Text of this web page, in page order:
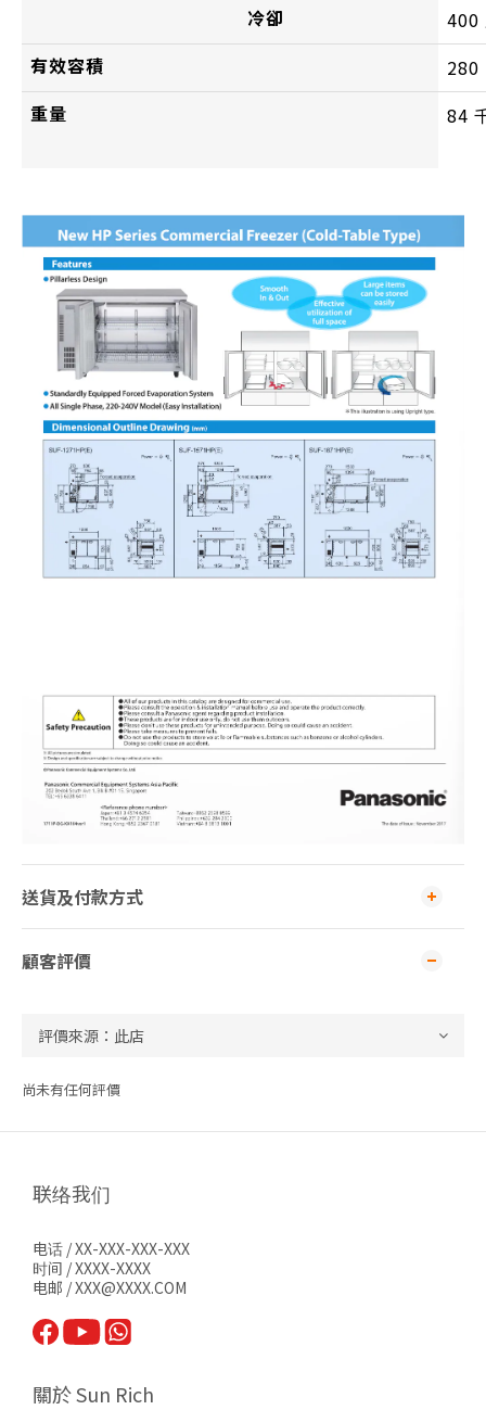
冷卻
400
有效容積
280
重量
84
送貨及付款方式
顧客評價
尚未有任何評價
联络我们
电话 / XX-XXX-XXX-XXX
时间 / XXXX-XXXX
电邮 / XXX@XXXX.COM
關於 Sun Rich